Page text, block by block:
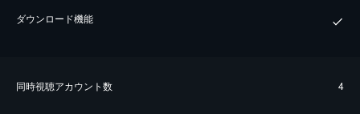
ダウンロード機能
同時視聴アカウント数 4